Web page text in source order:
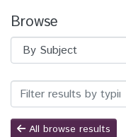
Browse
Browsing
All browse results